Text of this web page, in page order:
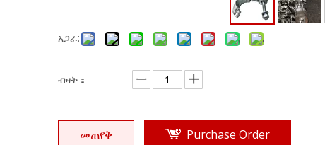
አጋራ:
ብዛት：
መጠየቅ Purchase Order